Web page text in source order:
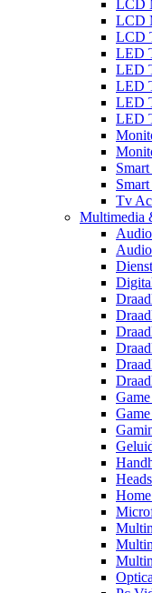
LCD
LCD
LCD
LED
LED
LED
LED
LED
Tv
Multimedia